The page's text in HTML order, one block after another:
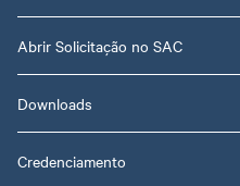
Abrir Solicitação no SAC
Downloads
Credenciamento